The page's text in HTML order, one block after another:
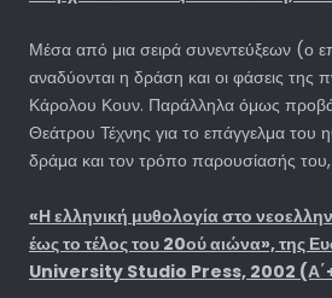
Μέσα από μια σειρά συνεντεύξεων (ο
αναδύονται η δράση και οι φάσεις της
Κάρολου Κουν. Παράλληλα όμως
Θεάτρου Τέχνης για το επάγγελμα του
δράμα και τον τρόπο παρουσίασής
«Η ελληνική μυθολογία στο
έως το τέλος του 20ού αιώνα», της
University Studio Press, 2002 (Α΄+